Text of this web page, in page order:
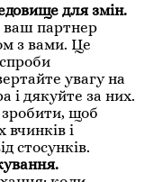
для змін.
ваш партнер
з вами. Це
увагу на
і дякуйте за них.
щоб
вчинків і
стосунків.